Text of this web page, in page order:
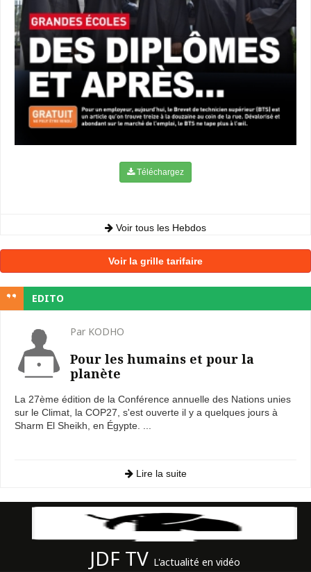
Téléchargez
Voir tous les Hebdos
Voir la grille tarifaire
EDITO
Par KODHO
Pour les humains et pour la
planète
La 27ème édition de la Conférence annuelle des Nations unies
sur le Climat, la COP27, s'est ouverte il y a quelques jours à
Sharm El Sheikh, en Égypte. ...
Lire la suite
JDF TV L'actualité en vidéo